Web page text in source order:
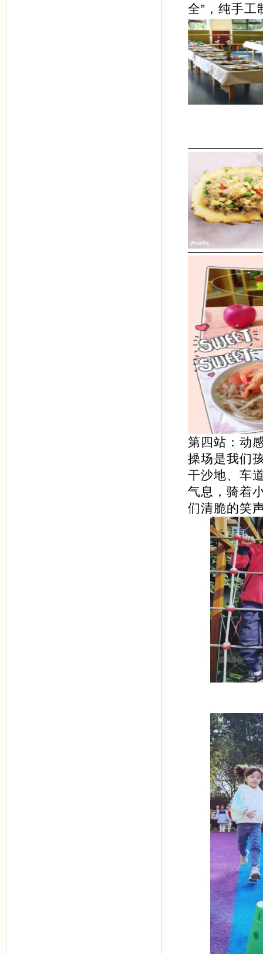
全”，纯手工
第四站：动
操场是我们
干沙地、车
气息，骑着
们清脆的笑